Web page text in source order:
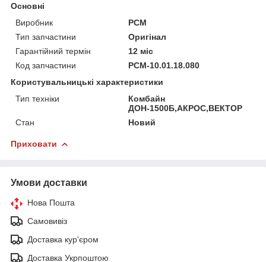
Основні
Виробник
РСМ
Тип запчастини
Оригінал
Гарантійний термін
12 міс
Код запчастини
РСМ-10.01.18.080
Користувальницькі характеристики
Тип техніки
Комбайн
ДОН-1500Б,АКРОС,ВЕКТОР
Стан
Новий
Приховати
Умови доставки
Нова Пошта
Самовивіз
Доставка кур'єром
Доставка Укрпоштою